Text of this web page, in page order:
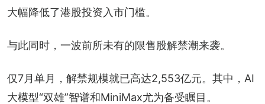
大幅降低了港股投资入市门槛。
与此同时，一波前所未有的限售股解禁潮来袭。
仅7月单月，解禁规模就已高达2,553亿元。其中，AI
大模型“双雄”智谱和MiniMax尤为备受瞩目。